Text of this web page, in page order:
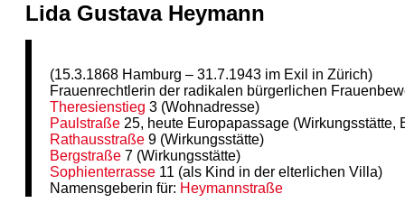
Lida Gustava Heymann
(15.3.1868 Hamburg – 31.7.1943 im Exil in Zürich)
Frauenrechtlerin der radikalen bürgerlichen
Theresienstieg 3 (Wohnadresse)
Paulstraße 25, heute Europapassage (Wirkungsstätte,
Rathausstraße 9 (Wirkungsstätte)
Bergstraße 7 (Wirkungsstätte)
Sophienterrasse 11 (als Kind in der elterlichen Villa)
Namensgeberin für: Heymannstraße